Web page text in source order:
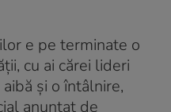
e pe terminate o
cu ai cărei lideri
și o întâlnire,
anunțat de